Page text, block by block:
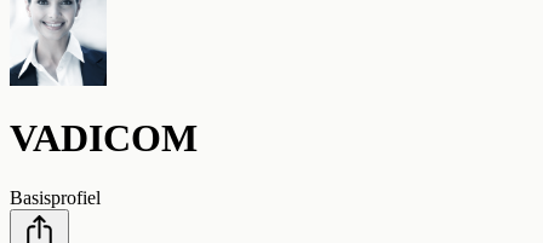
VADICOM
Basisprofiel